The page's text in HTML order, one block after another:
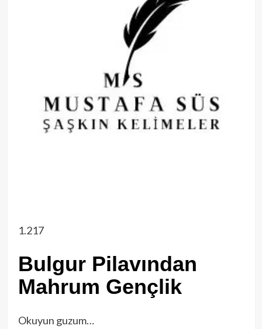
1.217
Bulgur Pilavından
Mahrum Gençlik
Okuyun guzum…